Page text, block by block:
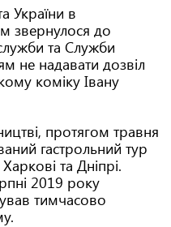
України в
звернулося до
та Служби
не надавати дозвіл
коміку Івану
протягом травня
гастрольний тур
та Дніпрі.
2019 року
тимчасово